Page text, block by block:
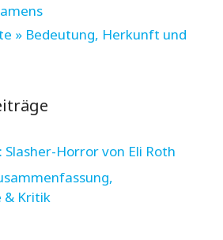
» Bedeutung, Herkunft und
Slasher-Horror von Eli Roth
& Kritik